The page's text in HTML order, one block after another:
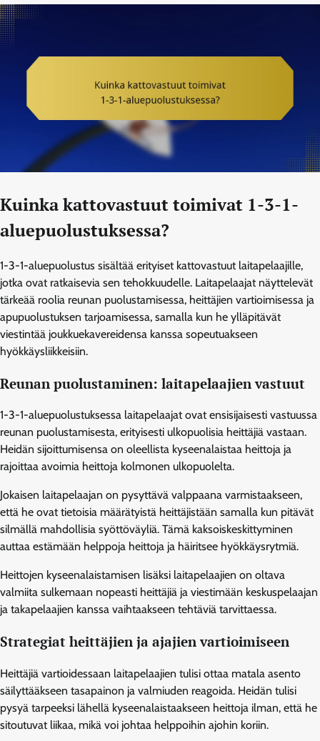
Kuinka kattovastuut toimivat 1-3-1-
aluepuolustuksessa?
1-3-1-aluepuolustus sisältää erityiset kattovastuut laitapelaajille,
jotka ovat ratkaisevia sen tehokkuudelle. Laitapelaajat näyttelevät
tärkeää roolia reunan puolustamisessa, heittäjien vartioimisessa ja
apupuolustuksen tarjoamisessa, samalla kun he ylläpitävät
viestintää joukkuekavereidensa kanssa sopeutuakseen
hyökkäysliikkeisiin.
Reunan puolustaminen: laitapelaajien vastuut
1-3-1-aluepuolustuksessa laitapelaajat ovat ensisijaisesti vastuussa
reunan puolustamisesta, erityisesti ulkopuolisia heittäjiä vastaan.
Heidän sijoittumisensa on oleellista kyseenalaistaa heittoja ja
rajoittaa avoimia heittoja kolmonen ulkopuolelta.
Jokaisen laitapelaajan on pysyttävä valppaana varmistaakseen,
että he ovat tietoisia määrätyistä heittäjistään samalla kun pitävät
silmällä mahdollisia syöttöväyliä. Tämä kaksoiskeskittyminen
auttaa estämään helppoja heittoja ja häiritsee hyökkäysrytmiä.
Heittojen kyseenalaistamisen lisäksi laitapelaajien on oltava
valmiita sulkemaan nopeasti heittäjiä ja viestimään keskuspelaajan
ja takapelaajien kanssa vaihtaakseen tehtäviä tarvittaessa.
Strategiat heittäjien ja ajajien vartioimiseen
Heittäjiä vartioidessaan laitapelaajien tulisi ottaa matala asento
säilyttääkseen tasapainon ja valmiuden reagoida. Heidän tulisi
pysyä tarpeeksi lähellä kyseenalaistaakseen heittoja ilman, että he
sitoutuvat liikaa, mikä voi johtaa helppoihin ajohin koriin.